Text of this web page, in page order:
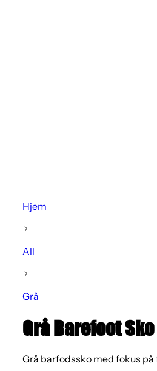
Hjem
All
Grå
Grå Barefoot
Grå barfodssko med fokus